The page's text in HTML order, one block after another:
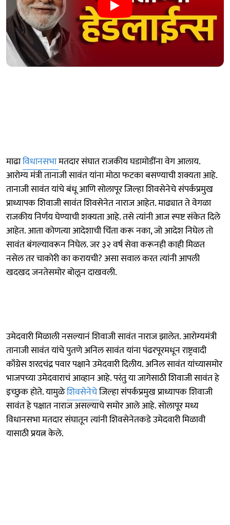
माढाविधानसभामतदार संघात राजकीय घडामोडींना वेग आलाय.
आरोग्य मंत्री तानाजी सावंत यांना मोठा फटका बसण्याची शक्यता आहे.
तानाजी सावंत यांचे बंधू आणि सोलापूर जिल्हा शिवसेनेचे संपर्कप्रमुख
प्राध्यापक शिवाजी सावंत शिवसेनेत नाराज आहेत. माढ्यात ते वेगळा
राजकीय निर्णय घेण्याची शक्यता आहे. तसे त्यांनी आज स्पष्ट संकेत दिले
आहेत. आता कोणत्या आदेशाची चिंता करू नका, जो आदेश निघेल तो
सावंत बंगल्यावरून निघेल. जर ३२ वर्ष सेवा करूनही काही मिळत
नसेल तर चाकोरी का करायची? असा सवाल करत त्यांनी आपली
खदखद जनतेसमोर बोलून दाखवली.
उमेदवारी मिळाली नसल्यानं शिवाजी सावंत नाराज झालेत. आरोग्यमंत्री
तानाजी सावंत यांचे पुतणे अनिल सावंत यांना पंढरपूरमधून राष्ट्रवादी
काँग्रेस शरदचंद्र पवार पक्षाने उमेदवारी दिलीय. अनिल सावंत यांच्यासमोर
भाजपच्या उमेदवाराचं आव्हान आहे. परंतु या जागेसाठी शिवाजी सावंत हे
इच्छुक होते. यामुळेशिवसेनेचेजिल्हा संपर्कप्रमुख प्राध्यापक शिवाजी
सावंत हे पक्षात नाराज असल्याचे समोर आले आहे. सोलापूर मध्य
विधानसभा मतदार संघातून त्यांनी शिवसेनेतकडे उमेदवारी मिळावी
यासाठी प्रयत्न केले.